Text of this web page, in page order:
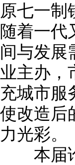
原七一制
随着一代
间与发展
业主办，
充城市服
使改造后
力光彩。
本届论